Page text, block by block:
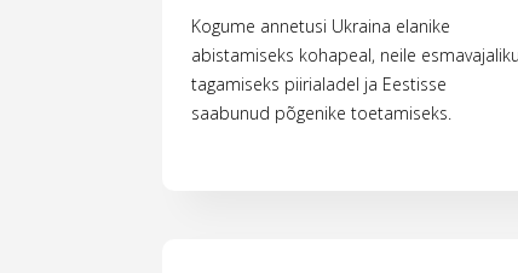
Kogume annetusi Ukraina elanike
abistamiseks kohapeal, neile esmavajaliku
tagamiseks piirialadel ja Eestisse
saabunud põgenike toetamiseks.